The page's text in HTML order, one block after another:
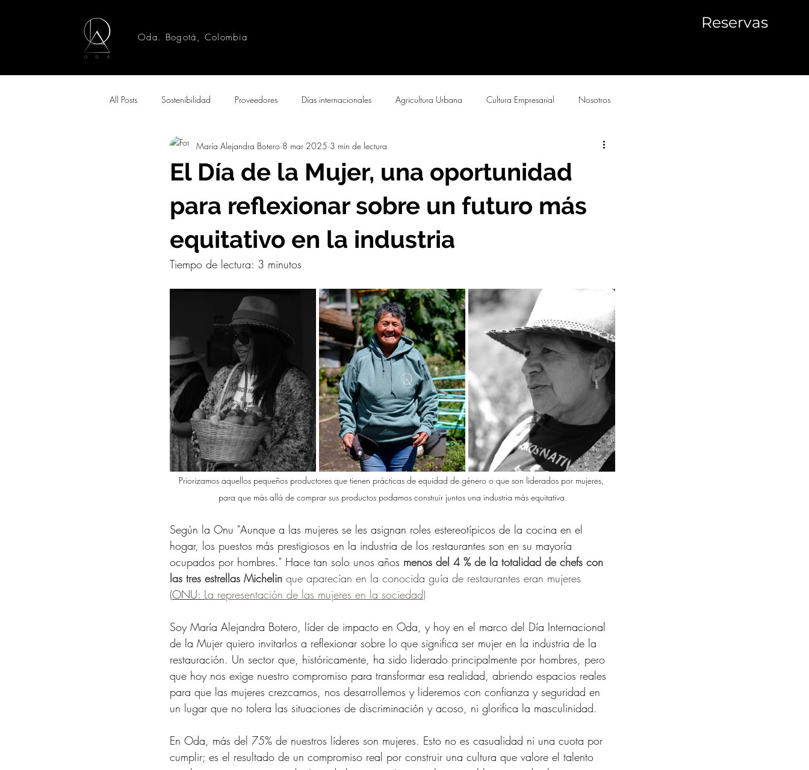
Reservas
Oda. Bogotá, Colombia
All Posts Sostenibilidad Proveedores Días internacionales Agricultura Urbana Cultura Empresarial Nosotros
El Día de la Mujer, una oportunidad
para reflexionar sobre un futuro más
equitativo en la industria
María Alejandra Botero 8 mar 2025 3 min de lectura
Tiempo de lectura: 3 minutos
Priorizamos aquellos pequeños productores que tienen prácticas de equidad de género o que son liderados por mujeres,
para que más allá de comprar sus productos podamos construir juntos una industria más equitativa.
Según la Onu "Aunque a las mujeres se les asignan roles estereotípicos de la cocina en el
hogar, los puestos más prestigiosos en la industria de los restaurantes son en su mayoría
ocupados por hombres." Hace tan solo unos años menos del 4 % de la totalidad de chefs con
las tres estrellas Michelin que aparecían en la conocida guía de restaurantes eran mujeres
(ONU: La representación de las mujeres en la sociedad)
Soy María Alejandra Botero, líder de impacto en Oda, y hoy en el marco del Día Internacional
de la Mujer quiero invitarlos a reflexionar sobre lo que significa ser mujer en la industria de la
restauración. Un sector que, históricamente, ha sido liderado principalmente por hombres, pero
que hoy nos exige nuestro compromiso para transformar esa realidad, abriendo espacios reales
para que las mujeres crezcamos, nos desarrollemos y lideremos con confianza y seguridad en
un lugar que no tolera las situaciones de discriminación y acoso, ni glorifica la masculinidad.
En Oda, más del 75% de nuestros líderes son mujeres. Esto no es casualidad ni una cuota por
cumplir; es el resultado de un compromiso real por construir una cultura que valore el talento